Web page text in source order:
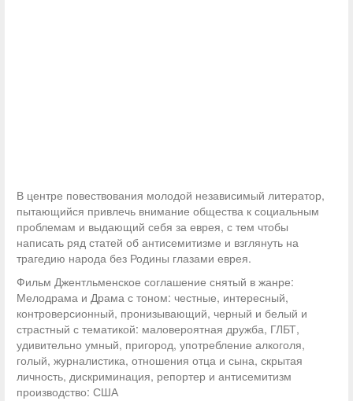
В центре повествования молодой независимый литератор,
пытающийся привлечь внимание общества к социальным
проблемам и выдающий себя за еврея, с тем чтобы
написать ряд статей об антисемитизме и взглянуть на
трагедию народа без Родины глазами еврея.
Фильм Джентльменское соглашение снятый в жанре:
Мелодрама и Драма с тоном: честные, интересный,
контроверсионный, пронизывающий, черный и белый и
страстный с тематикой: маловероятная дружба, ГЛБТ,
удивительно умный, пригород, употребление алкоголя,
голый, журналистика, отношения отца и сына, скрытая
личность, дискриминация, репортер и антисемитизм
производство: США